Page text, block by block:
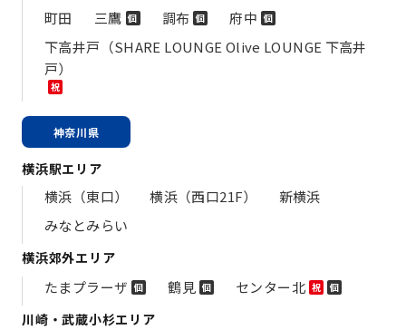
町田
三鷹 個 調布 個 府中 個
下高井戸（SHARE LOUNGE Olive LOUNGE 下高井
戸）
祝
神奈川県
横浜駅エリア
横浜（東口） 横浜（西口21F）
新横浜
みなとみらい
横浜郊外エリア
たまプラーザ 個 鶴見 個 センター北 祝 個
川崎・武蔵小杉エリア